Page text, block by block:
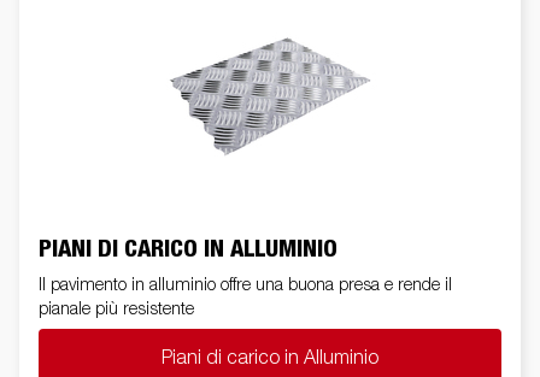
PIANI DI CARICO IN ALLUMINIO
Il pavimento in alluminio offre una buona presa e rende il
pianale più resistente
Piani di carico in Alluminio